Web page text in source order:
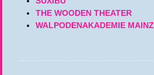
THE WOODEN THEATER
WALPODENAKADEMIE MAINZ